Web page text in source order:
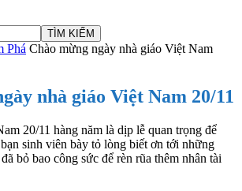
Phá Chào mừng ngày nhà giáo Việt Nam
nhà giáo Việt Nam 20/11
20/11 hàng năm là dịp lễ quan trọng để
sinh viên bày tỏ lòng biết ơn tới những
bỏ bao công sức để rèn rũa thêm nhân tài